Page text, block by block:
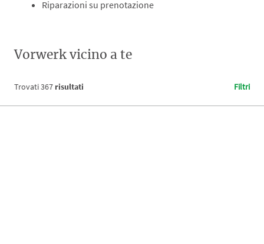
Riparazioni su prenotazione
Vorwerk vicino a te
Trovati367 risultati Filtri